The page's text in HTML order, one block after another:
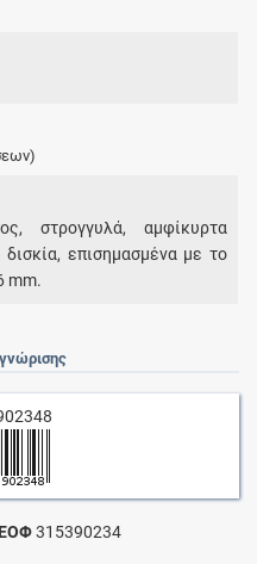
στρογγυλά, αμφίκυρτα
επισημασμένα με το
mm.
ΕΟΦ315390234